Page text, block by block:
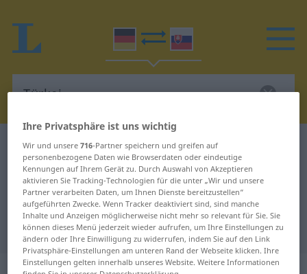
Deutsch-Slowakisch Wörterbuch Türkei
Deutsch-Slowakisch Übersetzung
für "Türkei"
"Türkei" Slowakisch Übersetzung
„Türkei“: feminin
Ihre Privatsphäre ist uns wichtig
Wir und unsere716-Partner speichern und greifen auf
personenbezogene Daten wie Browserdaten oder eindeutige
Kennungen auf Ihrem Gerät zu. Durch Auswahl von Akzeptieren
aktivieren Sie Tracking-Technologien für die unter „Wir und unsere
Partner verarbeiten Daten, um Ihnen Dienste bereitzustellen“
aufgeführten Zwecke. Wenn Tracker deaktiviert sind, sind manche
Inhalte und Anzeigen möglicherweise nicht mehr so relevant für Sie. Sie
können dieses Menü jederzeit wieder aufrufen, um Ihre Einstellungen zu
ändern oder Ihre Einwilligung zu widerrufen, indem Sie auf den Link
Privatsphäre-Einstellungen am unteren Rand der Webseite klicken. Ihre
Einstellungen gelten innerhalb unseres Website. Weitere Informationen